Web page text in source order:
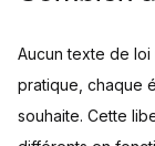
Aucun texte de loi
pratique, chaque
souhaite. Cette